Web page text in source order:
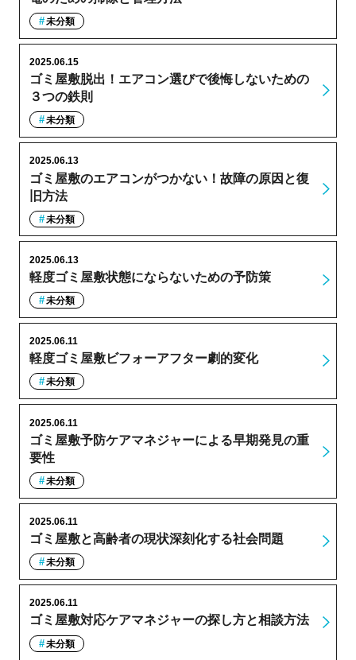
未分類
ゴミ屋敷脱出！エアコン選びで後悔しないための
３つの鉄則
2025.06.15
未分類
ゴミ屋敷のエアコンがつかない！故障の原因と復
旧方法
2025.06.13
未分類
軽度ゴミ屋敷状態にならないための予防策
2025.06.13
未分類
軽度ゴミ屋敷ビフォーアフター劇的変化
2025.06.11
未分類
ゴミ屋敷予防ケアマネジャーによる早期発見の重
要性
2025.06.11
未分類
ゴミ屋敷と高齢者の現状深刻化する社会問題
2025.06.11
未分類
ゴミ屋敷対応ケアマネジャーの探し方と相談方法
2025.06.11
未分類